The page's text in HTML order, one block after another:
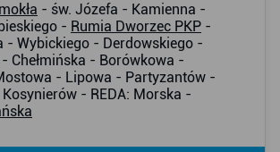
- św. Józefa - Kamienna -
- Rumia Dworzec PKP -
- Wybickiego - Derdowskiego -
Chełmińska - Borówkowa -
- Lipowa - Partyzantów -
- REDA: Morska -